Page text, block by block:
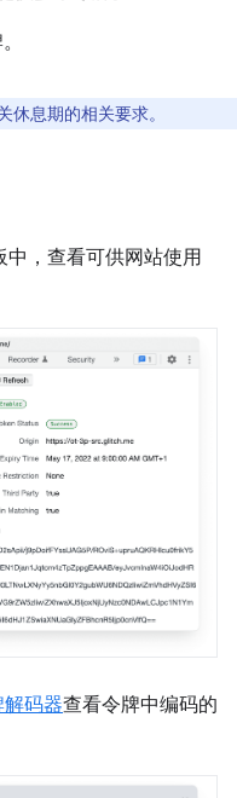
休息期的相关要求。
中，查看可供网站使用
码器查看令牌中编码的